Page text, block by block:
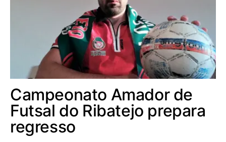
Campeonato Amador de
Futsal do Ribatejo prepara
regresso